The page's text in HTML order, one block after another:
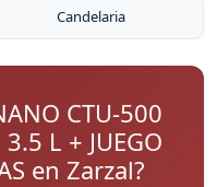
Candelaria
CTU-500
L + JUEGO
en Zarzal?